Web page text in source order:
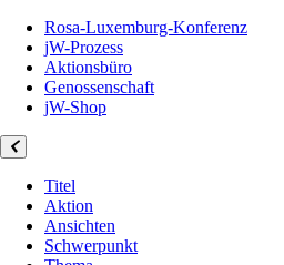
Rosa-Luxemburg-Konferenz
jW-Prozess
Aktionsbüro
Genossenschaft
jW-Shop
Titel
Aktion
Ansichten
Schwerpunkt